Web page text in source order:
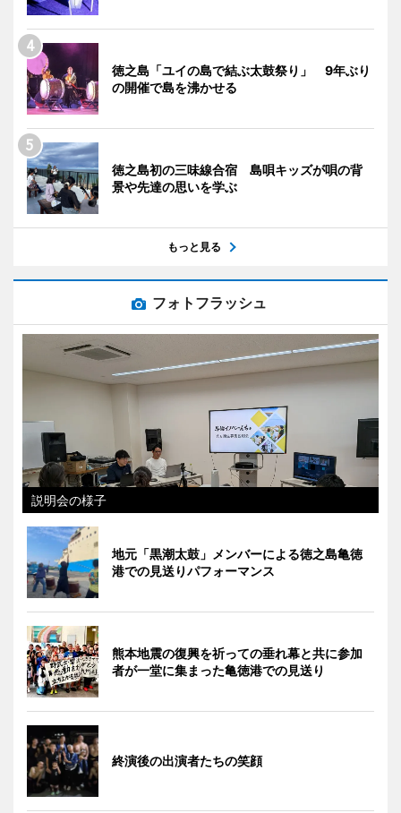
徳之島「ユイの島で結ぶ太鼓祭り」 9年ぶり
の開催で島を沸かせる
徳之島初の三味線合宿 島唄キッズが唄の背
景や先達の思いを学ぶ
もっと見る
フォトフラッシュ
説明会の様子
地元「黒潮太鼓」メンバーによる徳之島亀徳
港での見送りパフォーマンス
熊本地震の復興を祈っての垂れ幕と共に参加
者が一堂に集まった亀徳港での見送り
終演後の出演者たちの笑顔